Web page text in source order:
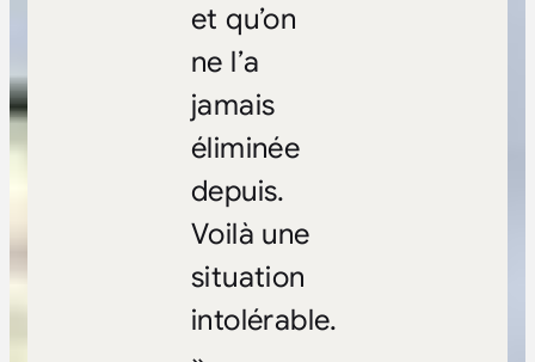
et qu’on
ne l’a
jamais
éliminée
depuis.
Voilà une
situation
intolérable.